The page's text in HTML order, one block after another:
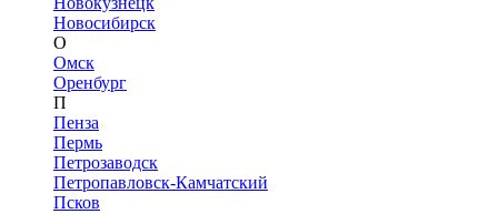
Новосибирск
О
Омск
Оренбург
П
Пенза
Пермь
Петрозаводск
Петропавловск-Камчатский
Псков